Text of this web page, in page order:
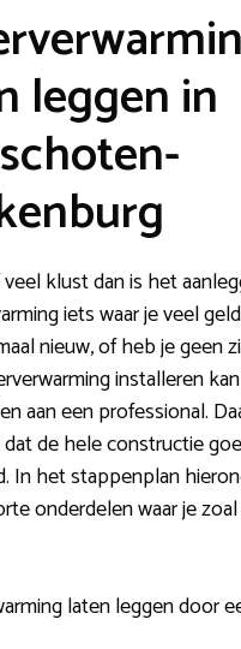
leggen in
klust dan is het
iets waar je veel
nieuw, of heb je geen
installeren
aan een professional.
de hele constructie
In het stappenplan
onderdelen waar je
laten leggen door